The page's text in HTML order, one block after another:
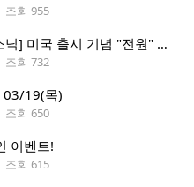
조회 955
[올영 1위 디바이스 크라이오 소닉] 미국 출시 기념 "전원" 증정 이벤트, 참여 부탁드립니다.
조회 732
03/19(목)
조회 650
이벤트!
조회 615